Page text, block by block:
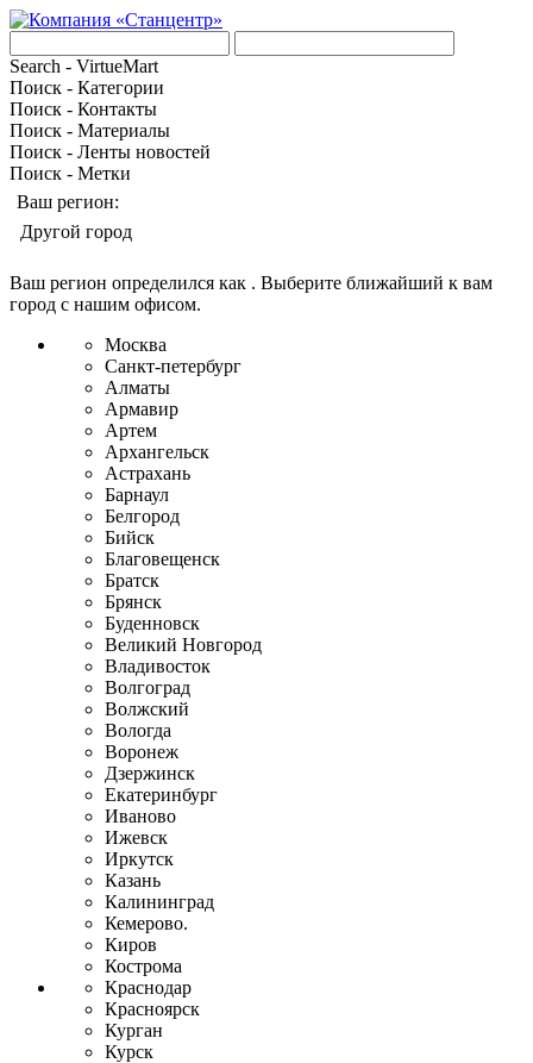
Search - VirtueMart
Поиск - Категории
Поиск - Контакты
Поиск - Материалы
Поиск - Ленты новостей
Поиск - Метки
Ваш регион:
Другой город
Ваш регион определился как . Выберите ближайший к вам
город с нашим офисом.
Москва
Санкт-петербург
Алматы
Армавир
Артем
Архангельск
Астрахань
Барнаул
Белгород
Бийск
Благовещенск
Братск
Брянск
Буденновск
Великий Новгород
Владивосток
Волгоград
Волжский
Вологда
Воронеж
Дзержинск
Екатеринбург
Иваново
Ижевск
Иркутск
Казань
Калининград
Кемерово.
Киров
Кострома
Краснодар
Красноярск
Курган
Курск